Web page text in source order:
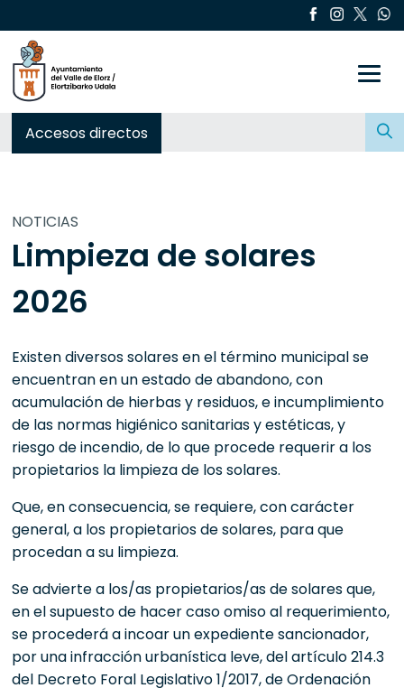
Accesos directos
Buscar:
NOTICIAS
Limpieza de solares
2026
Existen diversos solares en el término municipal se
encuentran en un estado de abandono, con
acumulación de hierbas y residuos, e incumplimiento
de las normas higiénico sanitarias y estéticas, y
riesgo de incendio, de lo que procede requerir a los
propietarios la limpieza de los solares.
Que, en consecuencia, se requiere, con carácter
general, a los propietarios de solares, para que
procedan a su limpieza.
Se advierte a los/as propietarios/as de solares que,
en el supuesto de hacer caso omiso al requerimiento,
se procederá a incoar un expediente sancionador,
por una infracción urbanística leve, del artículo 214.3
del Decreto Foral Legislativo 1/2017, de Ordenación